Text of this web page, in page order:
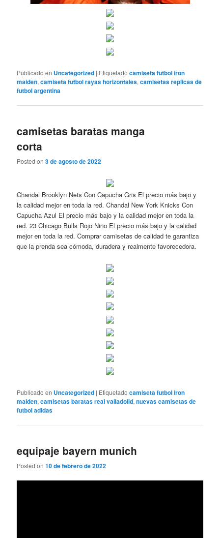
Publicado en Uncategorized | Etiquetado camiseta futbol iron
maiden,camiseta futbol rayas horizontales,camisetas replicas de
futbol argentina
camisetas baratas manga
corta
Posted on3 de agosto de 2022
Chandal Brooklyn Nets Con Capucha Gris El precio más bajo y
la calidad mejor en toda la red. Chandal New York Knicks Con
Capucha Azul El precio más bajo y la calidad mejor en toda la
red. 23 Chicago Bulls Rojo Niño El precio más bajo y la calidad
mejor en toda la red. Comprar camisetas de calidad te garantiza
que la prenda sea cómoda, duradera y realmente favorecedora.
Publicado en Uncategorized | Etiquetado camiseta futbol iron
maiden,camisetas baratas real valladolid,nuevas camisetas de
futbol adidas
equipaje bayern munich
Posted on10 de febrero de 2022